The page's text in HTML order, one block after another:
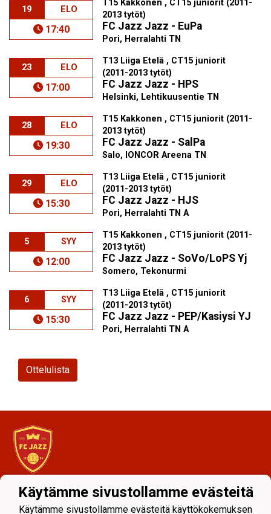
19 ELO
17:40
T15 Kakkonen , CT15 juniorit (2011-
2013 tytöt)
FC Jazz Jazz - EuPa
Pori, Herralahti TN
23 ELO
17:00
T13 Liiga Etelä , CT15 juniorit
(2011-2013 tytöt)
FC Jazz Jazz - HPS
Helsinki, Lehtikuusentie TN
28 ELO
19:30
T15 Kakkonen , CT15 juniorit (2011-
2013 tytöt)
FC Jazz Jazz - SalPa
Salo, IONCOR Areena TN
29 ELO
15:30
T13 Liiga Etelä , CT15 juniorit
(2011-2013 tytöt)
FC Jazz Jazz - HJS
Pori, Herralahti TN A
5 SYY
12:00
T15 Kakkonen , CT15 juniorit (2011-
2013 tytöt)
FC Jazz Jazz - SoVo/LoPS Yj
Somero, Tekonurmi
6 SYY
15:30
T13 Liiga Etelä , CT15 juniorit
(2011-2013 tytöt)
FC Jazz Jazz - PEP/Kasiysi YJ
Pori, Herralahti TN A
Ottelulista
Tietosuojaseloste
Käytämme sivustollamme evästeitä
Käytämme sivustollamme evästeitä käyttökokemuksen